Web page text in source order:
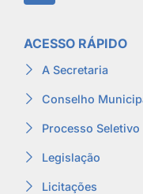
ACESSO RÁPIDO
A Secretaria
Conselho
Processo Seletivo
Legislação
Licitações